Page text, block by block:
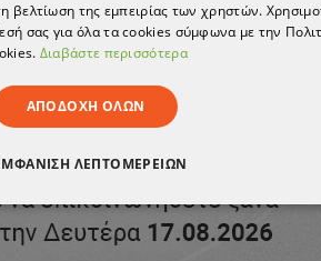
ΕΠΊΣΗΣ:
βελτίωση της εμπειρίας των χρηστών.
σας για όλα τα cookies σύμφωνα με την
Διαβάστε περισσότερα
ΑΠΟΔΟΧΉ ΌΛΩΝ
ΛΕΠΤΟΜΕΡΕΙΏΝ
ΣΤΌΧΕΥΣΗΣ